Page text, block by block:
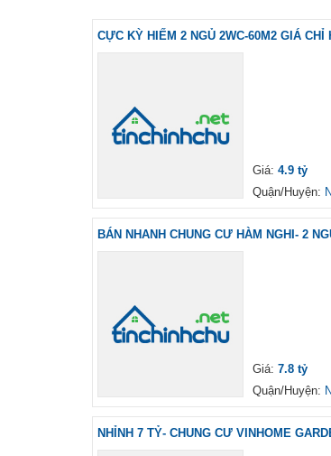
CỰC KỲ HIẾM 2 NGỦ 2WC-60M2 GIÁ
Giá: 4.9 tỷ
Quận/Huyện:
BÁN NHANH CHUNG CƯ HÀM NGHI- 2
Giá: 7.8 tỷ
Quận/Huyện:
NHỈNH 7 TỶ- CHUNG CƯ VINHOME